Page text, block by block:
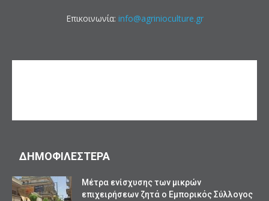
Επικοινωνία: info@agrinioculture.gr
ΔΗΜΟΦΙΛΕΣΤΕΡΑ
Mέτρα ενίσχυσης των μικρών
επιχειρήσεων ζητά ο Εμπορικός Σύλλογος